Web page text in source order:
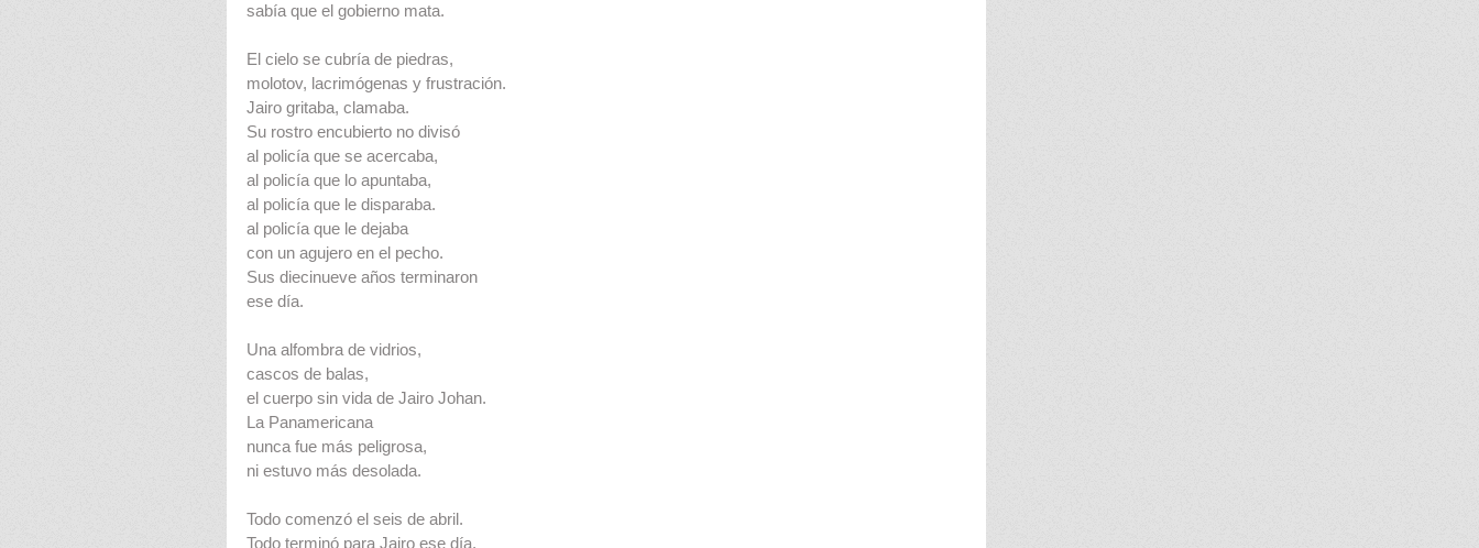
sabía que el gobierno mata.
El cielo se cubría de piedras,
molotov, lacrimógenas y frustración.
Jairo gritaba, clamaba.
Su rostro encubierto no divisó
al policía que se acercaba,
al policía que lo apuntaba,
al policía que le disparaba.
al policía que le dejaba
con un agujero en el pecho.
Sus diecinueve años terminaron
ese día.
Una alfombra de vidrios,
cascos de balas,
el cuerpo sin vida de Jairo Johan.
La Panamericana
nunca fue más peligrosa,
ni estuvo más desolada.
Todo comenzó el seis de abril.
Todo terminó para Jairo ese día,